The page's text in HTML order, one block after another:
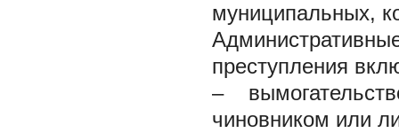
муниципальных,
преступления
–
чиновником или